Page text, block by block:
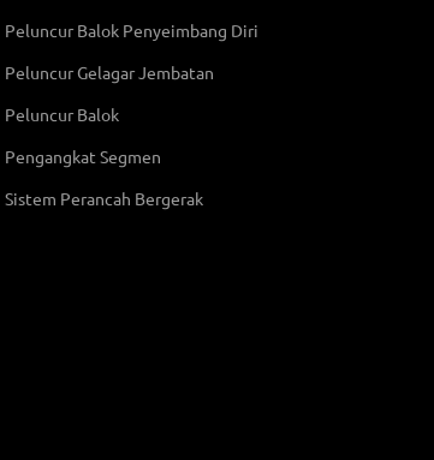
Peluncur Balok Penyeimbang Diri
Peluncur Gelagar Jembatan
Peluncur Balok
Pengangkat Segmen
Sistem Perancah Bergerak